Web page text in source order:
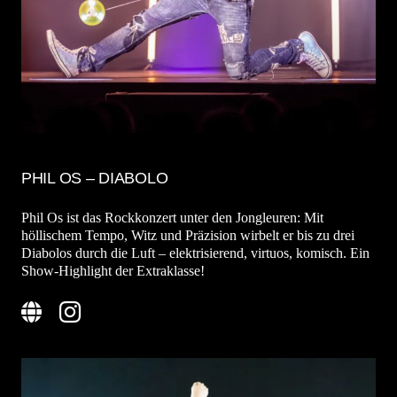
PHIL OS – DIABOLO
Phil Os ist das Rockkonzert unter den Jongleuren: Mit
höllischem Tempo, Witz und Präzision wirbelt er bis zu drei
Diabolos durch die Luft – elektrisierend, virtuos, komisch. Ein
Show-Highlight der Extraklasse!